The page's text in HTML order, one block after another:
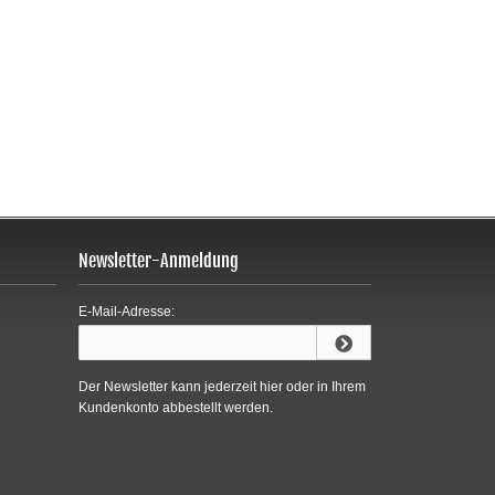
Newsletter-Anmeldung
E-Mail-Adresse:
Der Newsletter kann jederzeit hier oder in Ihrem
Kundenkonto abbestellt werden.